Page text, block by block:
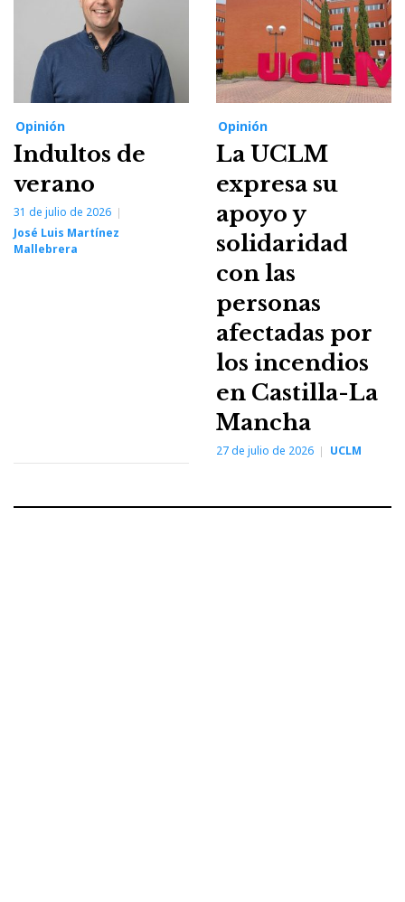
Opinión
Indultos de
verano
31 de julio de 2026
José Luis Martínez
Mallebrera
Opinión
La UCLM
expresa su
apoyo y
solidaridad
con las
personas
afectadas por
los incendios
en Castilla-La
Mancha
27 de julio de 2026 UCLM